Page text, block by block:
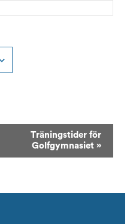
Träningstider för
Golfgymnasiet »